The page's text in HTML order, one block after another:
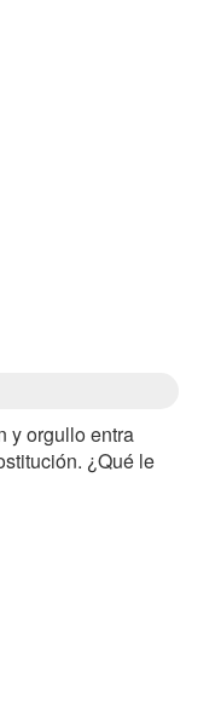
y orgullo entra
¿Qué le